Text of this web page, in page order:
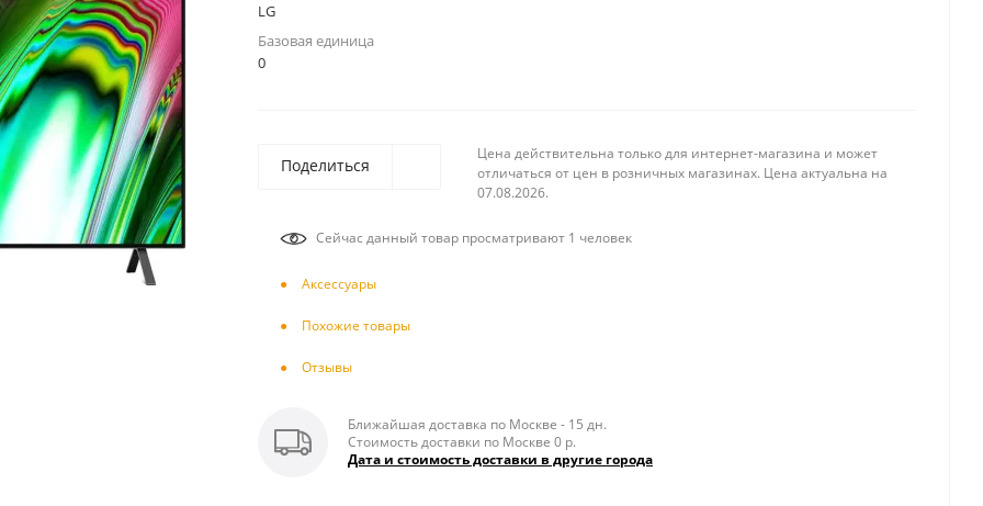
LG
Базовая единица
0
Поделиться
Цена действительна только для интернет-магазина и может
отличаться от цен в розничных магазинах. Цена актуальна на
07.08.2026.
Сейчас данный товар просматривают 1 человек
Аксесcуары
Похожие товары
Отзывы
Ближайшая доставка по Москве - 15 дн.
Стоимость доставки по Москве 0 р.
Дата и стоимость доставки в другие города